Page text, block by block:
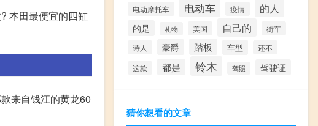
本田最便宜的四缸
来自钱江的黄龙60
电动摩托车 电动车 疫情 的人
的是 礼物 美国 自己的
街车
诗人
豪爵 踏板 车型 还不
这款 都是 铃木 驾照 驾驶证
猜你想看的文章